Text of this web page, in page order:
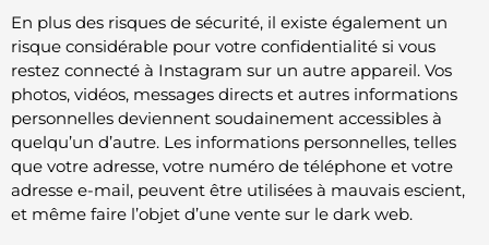
En plus des risques de sécurité, il existe également un
risque considérable pour votre confidentialité si vous
restez connecté à Instagram sur un autre appareil. Vos
photos, vidéos, messages directs et autres informations
personnelles deviennent soudainement accessibles à
quelqu’un d’autre. Les informations personnelles, telles
que votre adresse, votre numéro de téléphone et votre
adresse e-mail, peuvent être utilisées à mauvais escient,
et même faire l’objet d’une vente sur le dark web.